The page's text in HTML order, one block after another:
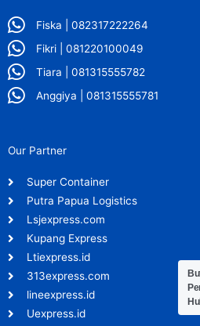
Fiska | 082317222264
Fikri | 081220100049
Tiara | 081315555782
Anggiya | 081315555781
Our Partner
Super Container
Putra Papua Logistics
Lsjexpress.com
Kupang Express
Ltiexpress.id
313express.com
lineexpress.id
Uexpress.id